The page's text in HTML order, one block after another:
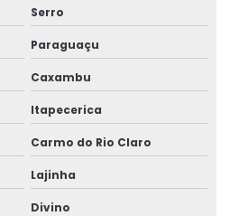
Toneladas
Até 5 Toneladas
Indústria
Serro
Paraguaçu
Caxambu
Itapecerica
Carmo do Rio Claro
Lajinha
Divino